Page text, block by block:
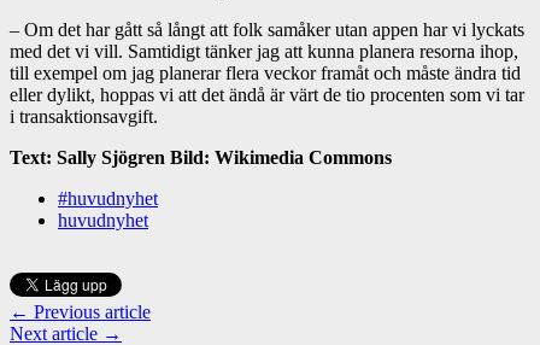
– Om det har gått så långt att folk samåker utan appen har vi lyckats
med det vi vill. Samtidigt tänker jag att kunna planera resorna ihop,
till exempel om jag planerar flera veckor framåt och måste ändra tid
eller dylikt, hoppas vi att det ändå är värt de tio procenten som vi tar
i transaktionsavgift.
Text: Sally Sjögren Bild: Wikimedia Commons
#huvudnyhet
huvudnyhet
← Previous article
Next article →